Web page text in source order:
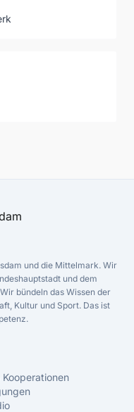
und die Mittelmark. Wir
und dem
bündeln das Wissen der
Kultur und Sport. Das ist